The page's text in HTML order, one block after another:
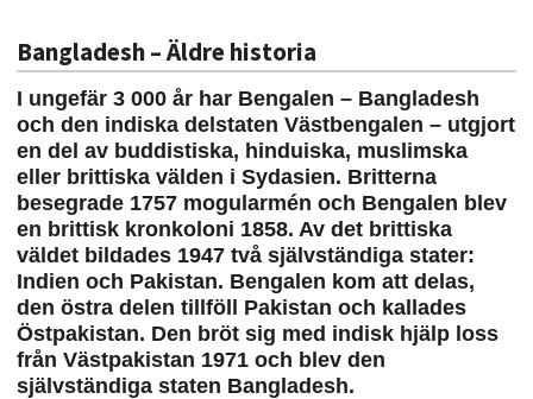
Bangladesh – Äldre historia
I ungefär 3 000 år har Bengalen – Bangladesh
och den indiska delstaten Västbengalen – utgjort
en del av buddistiska, hinduiska, muslimska
eller brittiska välden i Sydasien. Britterna
besegrade 1757 mogularmén och Bengalen blev
en brittisk kronkoloni 1858. Av det brittiska
väldet bildades 1947 två självständiga stater:
Indien och Pakistan. Bengalen kom att delas,
den östra delen tillföll Pakistan och kallades
Östpakistan. Den bröt sig med indisk hjälp loss
från Västpakistan 1971 och blev den
självständiga staten Bangladesh.